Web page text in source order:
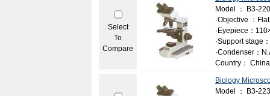
Select
To
Compare
Model ： B3-
·Objective ：
·Eyepiece：
·Support stage
·Condenser：
Country： China
Biology
Model ： B3-